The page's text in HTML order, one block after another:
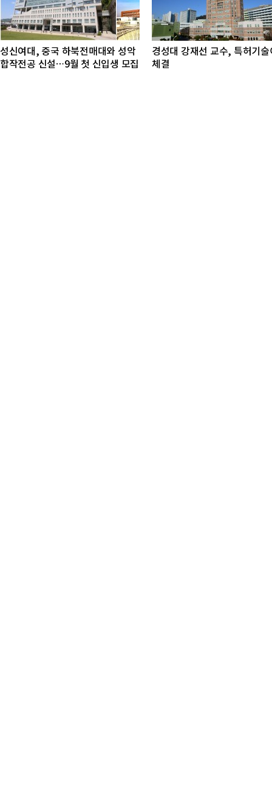
성신여대, 중국 하북전매대와 성악
합작전공 신설…9월 첫 신입생 모집
경성대 강재선 교수, 특허기술
체결